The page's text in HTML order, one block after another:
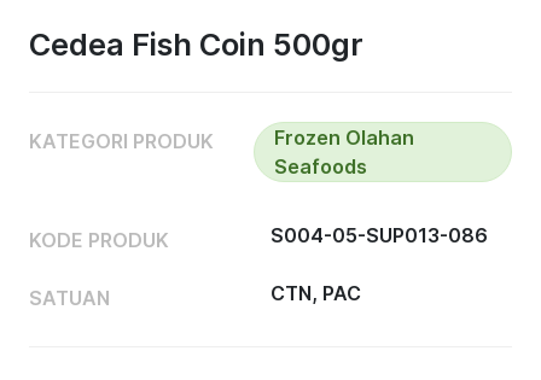
Cedea Fish Coin 500gr
KATEGORI PRODUK
Frozen Olahan
Seafoods
KODE PRODUK S004-05-SUP013-086
SATUAN CTN, PAC